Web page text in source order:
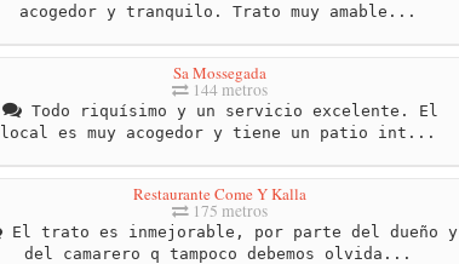
acogedor y tranquilo. Trato muy amable...
Sa Mossegada
144 metros
Todo riquísimo y un servicio excelente. El
local es muy acogedor y tiene un patio int...
Restaurante Come Y Kalla
175 metros
El trato es inmejorable, por parte del dueño y
del camarero q tampoco debemos olvida...